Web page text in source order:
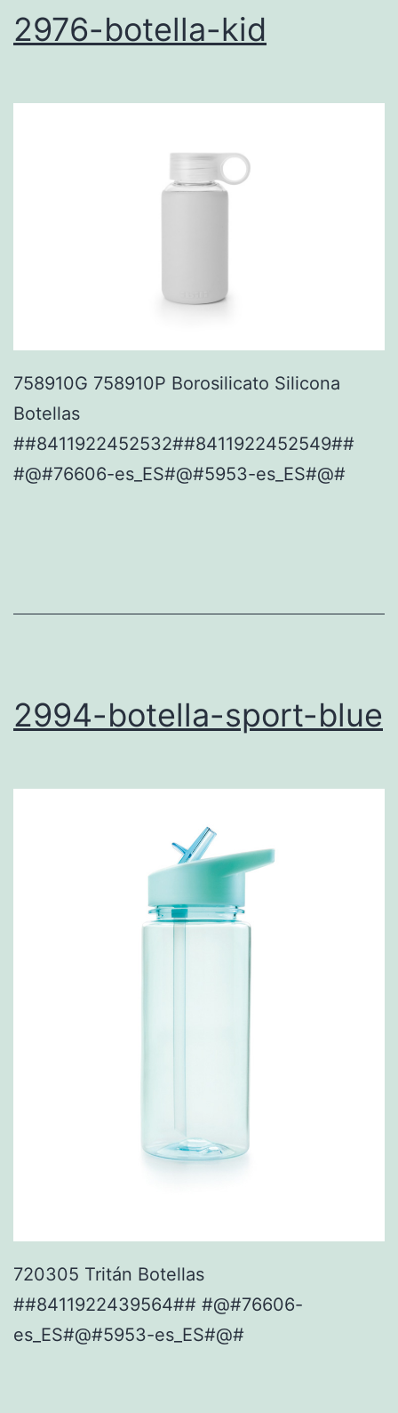
2976-botella-kid
758910G 758910P Borosilicato Silicona
Botellas
##8411922452532##8411922452549##
#@#76606-es_ES#@#5953-es_ES#@#
2994-botella-sport-blue
720305 Tritán Botellas
##8411922439564## #@#76606-
es_ES#@#5953-es_ES#@#